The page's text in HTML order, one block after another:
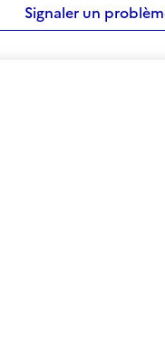
Signaler un